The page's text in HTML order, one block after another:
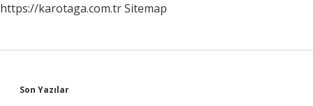
https://karotaga.com.trSitemap
Son Yazılar